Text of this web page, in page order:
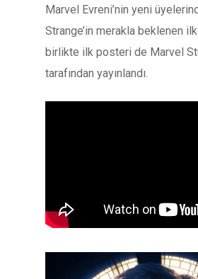
Marvel Evreni’nin yeni
Strange’in merakla beklenen
birlikte ilk posteri de Marvel
tarafından yayınlandı.